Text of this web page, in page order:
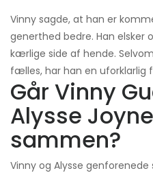
Vinny sagde, at han er
generthed bedre. Han elsker
kærlige side af hende.
fælles, har han en uforklarlig
Går Vinny
Alysse
sammen?
Vinny og Alysse